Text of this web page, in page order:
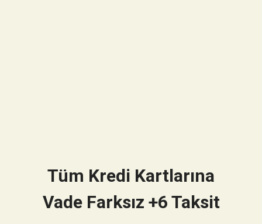
Tüm Kredi Kartlarına
Vade Farksız +6 Taksit